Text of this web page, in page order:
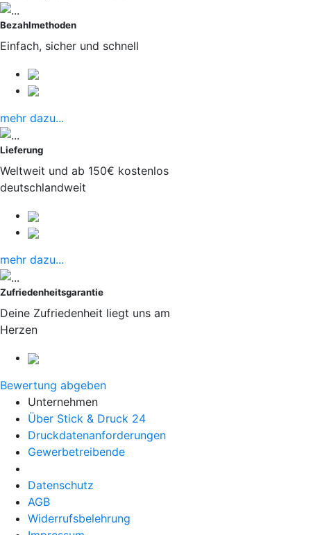
Bezahlmethoden
Einfach, sicher und schnell
mehr dazu...
Lieferung
Weltweit und ab 150€ kostenlos
deutschlandweit
mehr dazu...
Zufriedenheitsgarantie
Deine Zufriedenheit liegt uns am
Herzen
Bewertung abgeben
Unternehmen
Über Stick & Druck 24
Druckdatenanforderungen
Gewerbetreibende
Datenschutz
AGB
Widerrufsbelehrung